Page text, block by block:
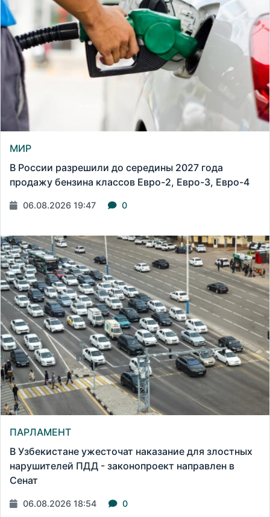
МИР
В России разрешили до середины 2027 года
продажу бензина классов Евро-2, Евро-3, Евро-4
06.08.2026 19:47 0
ПАРЛАМЕНТ
В Узбекистане ужесточат наказание для злостных
нарушителей ПДД - законопроект направлен в
Сенат
06.08.2026 18:54 0